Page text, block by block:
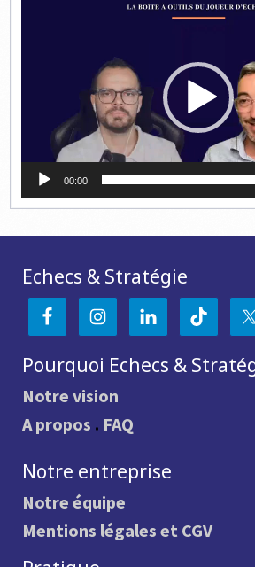
00:00
Echecs & Stratégie
Pourquoi Echecs &
Notre vision
A propos . FAQ
Notre entreprise
Notre équipe
Mentions légales et CGV